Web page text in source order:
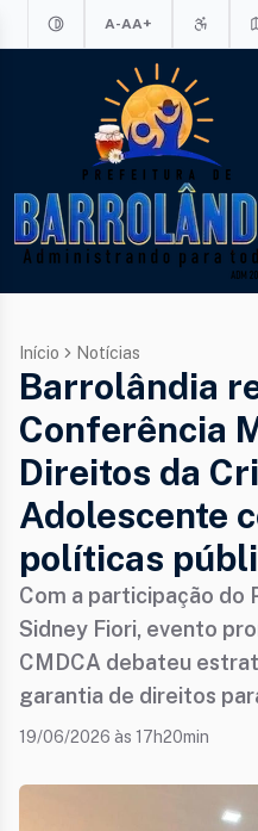
A-AA+
Início Notícias
Barrolândia
Conferência
Direitos da
Adolescente
políticas
Com a participação do
Sidney Fiori, evento
CMDCA debateu
garantia de direitos
19/06/2026 às 17h20min